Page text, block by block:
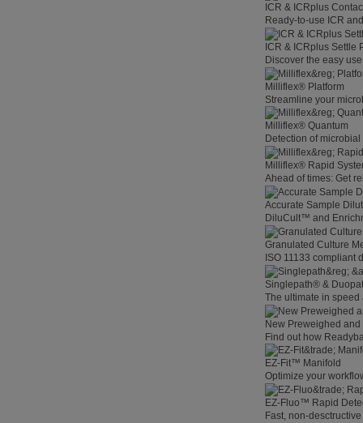
ICR & ICRplus
Ready-to-use ICR
ICR & ICRplus Settle
Discover the easy
Milliflex® Platform
Streamline your
Milliflex® Quantum
Detection of
Milliflex® Rapid
Ahead of times: Get
Accurate Sample
DiluCult™ and
Granulated Culture
ISO 11133 compliant
Singlepath® &
The ultimate in
New Preweighed
Find out how
EZ-Fit™ Manifold
Optimize your
EZ-Fluo™ Rapid
Fast, non-